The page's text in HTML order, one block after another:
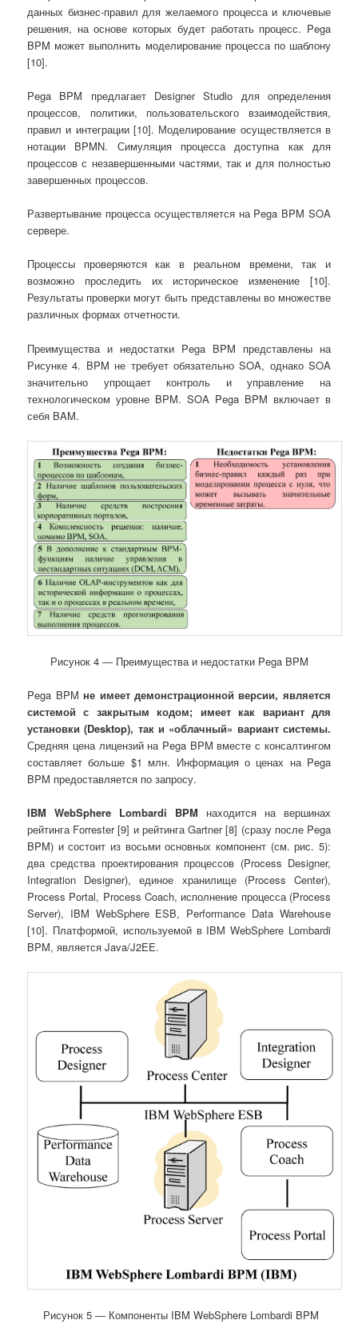
данных бизнес-правил для желаемого процесса и ключевые
решения, на основе которых будет работать процесс. Pega
BPM может выполнить моделирование процесса по шаблону
[10].
Pega BPM предлагает Designer Studio для определения
процессов, политики, пользовательского взаимодействия,
правил и интеграции [10]. Моделирование осуществляется в
нотации BPMN. Симуляция процесса доступна как для
процессов с незавершенными частями, так и для полностью
завершенных процессов.
Развертывание процесса осуществляется на Pega BPM SOA
сервере.
Процессы проверяются как в реальном времени, так и
возможно проследить их историческое изменение [10].
Результаты проверки могут быть представлены во множестве
различных формах отчетности.
Преимущества и недостатки Pega BPM представлены на
Рисунке 4. BPM не требует обязательно SOA, однако SOA
значительно упрощает контроль и управление на
технологическом уровне BPM. SOA Pega BPM включает в
себя BAM.
Рисунок 4 ― Преимущества и недостатки Pega BPM
Pega BPM не имеет демонстрационной версии, является
системой с закрытым кодом; имеет как вариант для
установки (Desktop), так и «облачный» вариант системы.
Средняя цена лицензий на Pega BPM вместе с консалтингом
составляет больше $1 млн. Информация о ценах на Pega
BPM предоставляется по запросу.
IBM WebSphere Lombardi BPM находится на вершинах
рейтинга Forrester [9] и рейтинга Gartner [8] (сразу после Pega
BPM) и состоит из восьми основных компонент (см. рис. 5):
два средства проектирования процессов (Process Designer,
Integration Designer), единое хранилище (Process Center),
Process Portal, Process Coach, исполнение процесса (Process
Server), IBM WebSphere ESB, Performance Data Warehouse
[10]. Платформой, используемой в IBM WebSphere Lombardi
BPM, является Java/J2EE.
Рисунок 5 ― Компоненты IBM WebSphere Lombardi BPM